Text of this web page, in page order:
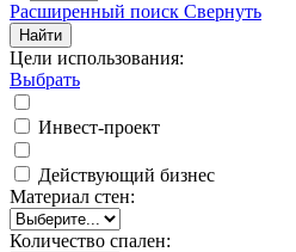
Расширенный поиск Свернуть
Найти
Цели использования:
Выбрать
Инвест-проект
Действующий бизнес
Материал стен:
Количество спален: